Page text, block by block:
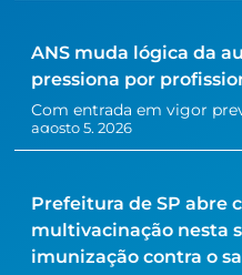
ANS muda lógica da
pressiona por
Com entrada em vigor
agosto 5, 2026
Prefeitura de SP abre
multivacinação nesta
imunização contra o